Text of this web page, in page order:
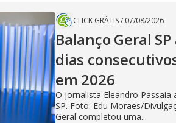
CLICK GRÁTIS/ 07/08/2026
Balanço Geral
dias
em 2026
O jornalista Eleandro Passaia
SP. Foto: Edu Moraes/
Geral completou uma...